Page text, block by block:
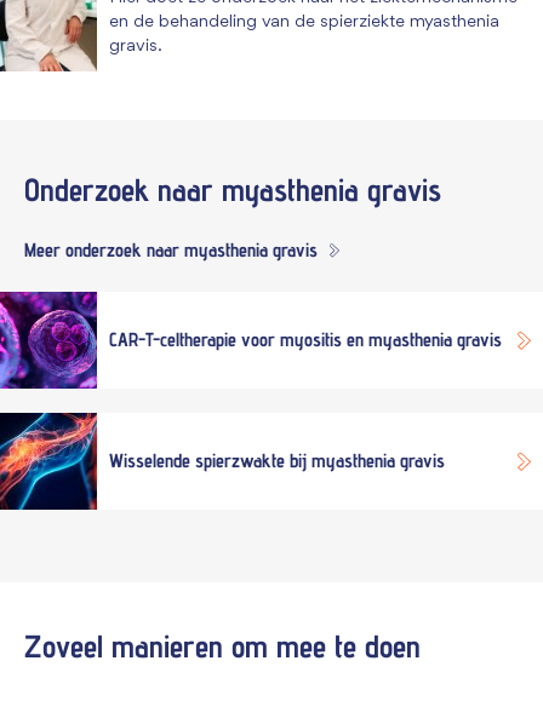
en de behandeling van de spierziekte myasthenia
gravis.
Onderzoek naar myasthenia gravis
Meer onderzoek naar myasthenia gravis
CAR-T-celtherapie voor myositis en myasthenia gravis
Wisselende spierzwakte bij myasthenia gravis
Zoveel manieren om mee te doen